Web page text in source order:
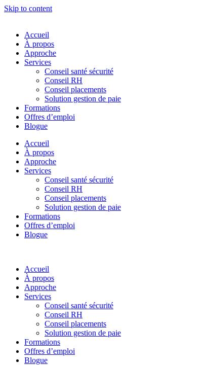
Skip to content
Accueil
À propos
Approche
Services
Conseil santé sécurité
Conseil RH
Conseil placements
Solution gestion de paie
Formations
Offres d’emploi
Blogue
Accueil
À propos
Approche
Services
Conseil santé sécurité
Conseil RH
Conseil placements
Solution gestion de paie
Formations
Offres d’emploi
Blogue
Accueil
À propos
Approche
Services
Conseil santé sécurité
Conseil RH
Conseil placements
Solution gestion de paie
Formations
Offres d’emploi
Blogue